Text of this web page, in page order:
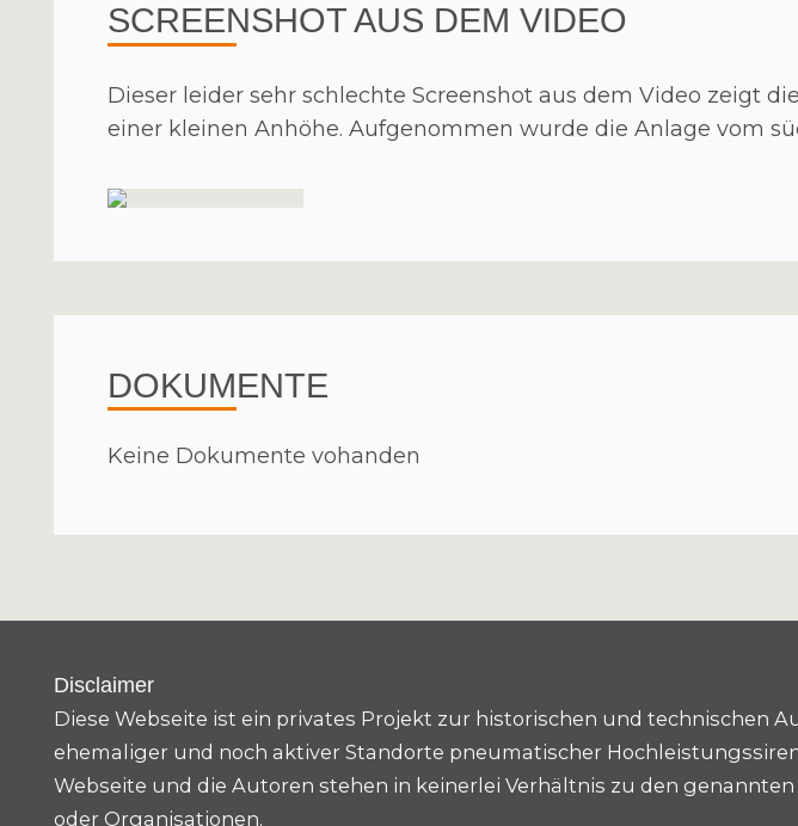
SCREENSHOT AUS DEM VIDEO
Dieser leider sehr schlechte Screenshot aus dem Video zeigt
einer kleinen Anhöhe. Aufgenommen wurde die Anlage vom
DOKUMENTE
Keine Dokumente vohanden
Disclaimer
Diese Webseite ist ein privates Projekt zur historischen und technischen
ehemaliger und noch aktiver Standorte pneumatischer
Webseite und die Autoren stehen in keinerlei Verhältnis zu den
oder Organisationen.